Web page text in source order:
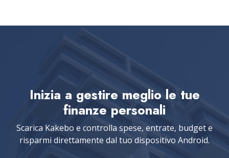
Inizia a gestire meglio le tue
finanze personali
Scarica Kakebo e controlla spese, entrate, budget e
risparmi direttamente dal tuo dispositivo Android.